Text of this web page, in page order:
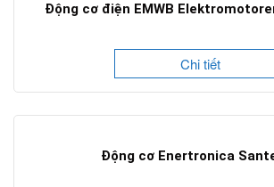
Động cơ điện EMWB
Chi tiết
Động cơ Enertronica